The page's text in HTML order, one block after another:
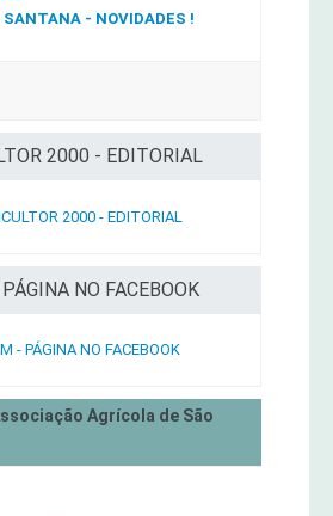
SANTANA - NOVIDADES !
2000 - EDITORIAL
NO FACEBOOK
Agrícola de São